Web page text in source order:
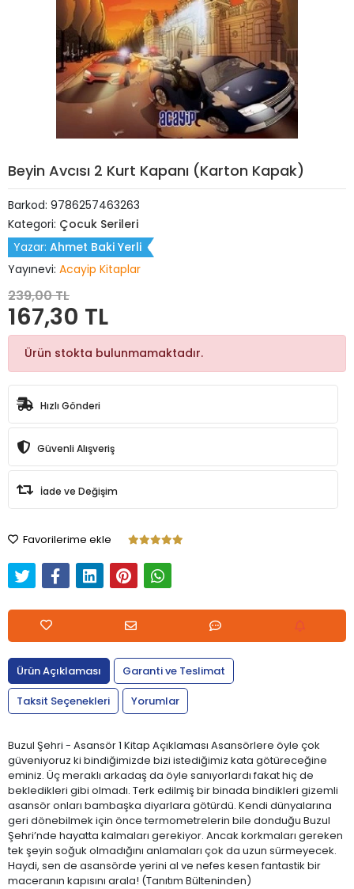
Beyin Avcısı 2 Kurt Kapanı (Karton Kapak)
Barkod: 9786257463263
Kategori: Çocuk Serileri
Yazar: Ahmet Baki Yerli
Yayınevi: Acayip Kitaplar
239,00 TL
167,30 TL
Ürün stokta bulunmamaktadır.
Hızlı Gönderi
Güvenli Alışveriş
İade ve Değişim
Favorilerime ekle
Ürün Açıklaması
Garanti ve Teslimat
Taksit Seçenekleri
Yorumlar
Buzul Şehri - Asansör 1 Kitap Açıklaması Asansörlere öyle çok
güveniyoruz ki bindiğimizde bizi istediğimiz kata götüreceğine
eminiz. Üç meraklı arkadaş da öyle sanıyorlardı fakat hiç de
bekledikleri gibi olmadı. Terk edilmiş bir binada bindikleri gizemli
asansör onları bambaşka diyarlara götürdü. Kendi dünyalarına
geri dönebilmek için önce termometrelerin bile donduğu Buzul
Şehri’nde hayatta kalmaları gerekiyor. Ancak korkmaları gereken
tek şeyin soğuk olmadığını anlamaları çok da uzun sürmeyecek.
Haydi, sen de asansörde yerini al ve nefes kesen fantastik bir
maceranın kapısını arala! (Tanıtım Bülteninden)